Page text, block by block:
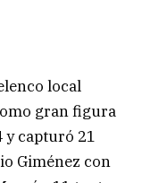
local
gran figura
y capturó 21
Giménez con